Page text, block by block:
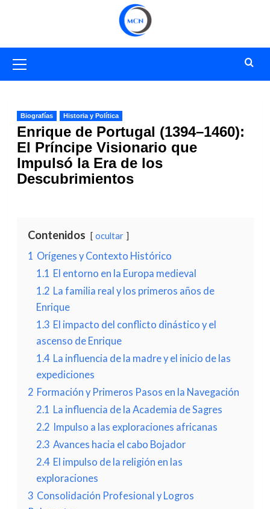
primario
Biografías Historia y Política
Enrique de Portugal (1394–1460):
El Príncipe Visionario que
Impulsó la Era de los
Descubrimientos
Contenidos ocultar
1 Orígenes y Contexto Histórico
1.1 El entorno en la Europa medieval
1.2 La familia real y los primeros años de
Enrique
1.3 El impacto del conflicto dinástico y el
ascenso de Enrique
1.4 La influencia de la madre y el inicio de las
expediciones
2 Formación y Primeros Pasos en la Navegación
2.1 La influencia de la Academia de Sagres
2.2 Impulso a las exploraciones africanas
2.3 Avances hacia el cabo Bojador
2.4 El impulso de la religión en las
exploraciones
3 Consolidación Profesional y Logros